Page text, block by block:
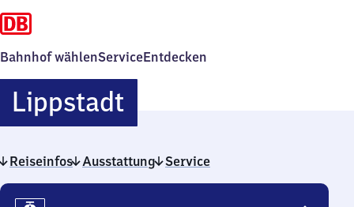
Bahnhof wählenServiceEntdecken
LippstadtLippstadt
Reiseinfos Ausstattung Service
Reiseinfos